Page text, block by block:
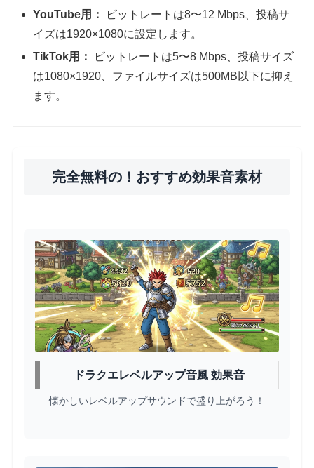
YouTube用：
ビットレートは8〜12 Mbps、投稿サ
イズは1920×1080に設定します。
TikTok用：
ビットレートは5〜8 Mbps、投稿サイズ
は1080×1920、ファイルサイズは500MB以下に抑え
ます。
完全無料の！おすすめ効果音素材
ドラクエレベルアップ音風 効果音
懐かしいレベルアップサウンドで盛り上がろう！